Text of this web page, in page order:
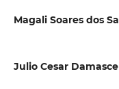
Magali Soares dos
Julio Cesar